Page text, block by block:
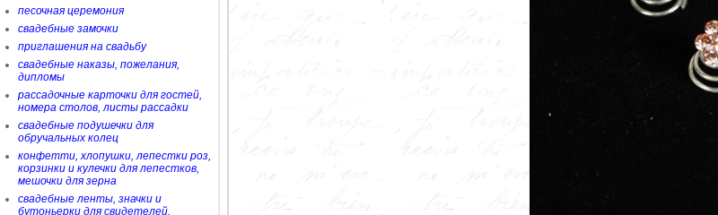
песочная церемония
свадебные замочки
приглашения на свадьбу
свадебные наказы, пожелания,
дипломы
рассадочные карточки для гостей,
номера столов, листы рассадки
свадебные подушечки для
обручальных колец
конфетти, хлопушки, лепестки роз,
корзинки и кулечки для лепестков,
мешочки для зерна
свадебные ленты, значки и
бутоньерки для свидетелей,